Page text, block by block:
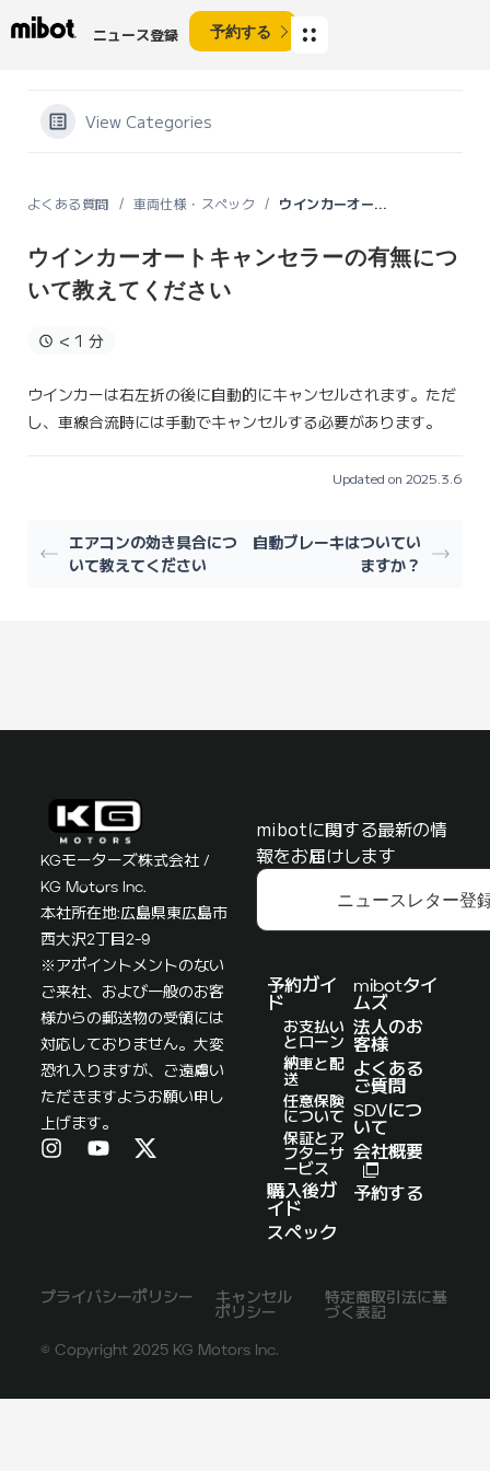
ニュース登録 予約する
View Categories
よくある質問 車両仕様・スペック ウインカーオートキャンセラーの有無について教えてください
ウインカーオートキャンセラーの有無につ
いて教えてください
< 1 分
ウインカーは右左折の後に自動的にキャンセルされます。ただ
し、車線合流時には手動でキャンセルする必要があります。
Updated on 2025.3.6
エアコンの効き具合につ
いて教えてください
自動ブレーキはついてい
ますか？
KGモーターズ株式会社 /
KG Motors Inc.
本社所在地:広島県東広島市
西大沢2丁目2-9
※アポイントメントのない
ご来社、および一般のお客
様からの郵送物の受領には
対応しておりません。大変
恐れ入りますが、ご遠慮い
ただきますようお願い申し
上げます。
mibotに関する最新の情
報をお届けします
ニュースレター登
予約ガイ
ド
お支払い
とローン
納車と配
送
任意保険
について
保証とア
フターサ
ービス
購入後ガ
イド
スペック
mibotタイ
ムズ
法人のお
客様
よくある
ご質問
SDVにつ
いて
会社概要
予約する
プライバシーポリシー
キャンセル
ポリシー
特定商取引法に基
づく表記
© Copyright 2025 KG Motors Inc.